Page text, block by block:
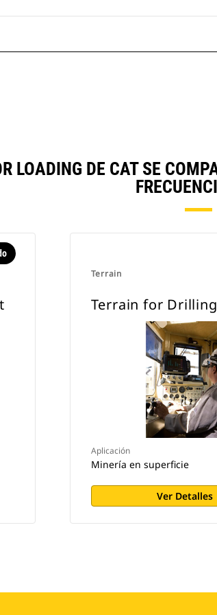
LOADING DE CAT SE
Terrain
Terrain for
Aplicación
Minería en superficie
Ver Detalles